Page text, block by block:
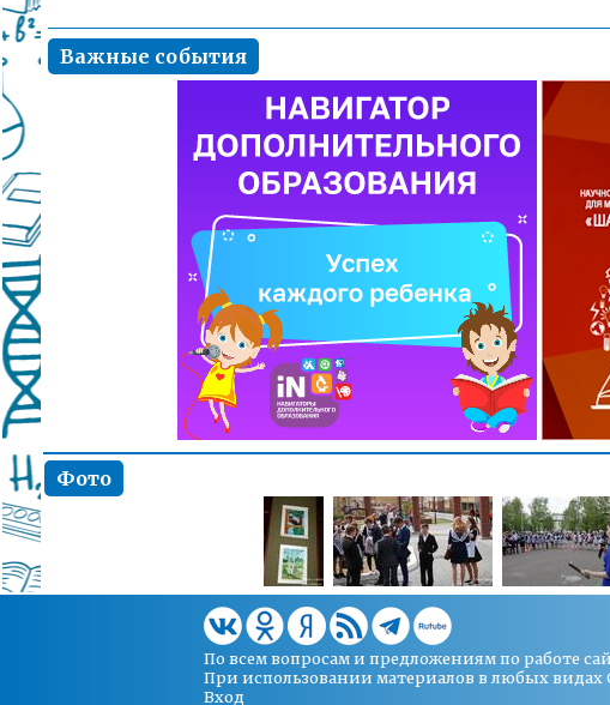
Важные события
Фото
По всем вопросам и предложениям по работе
При использовании материалов в любых видах
Вход